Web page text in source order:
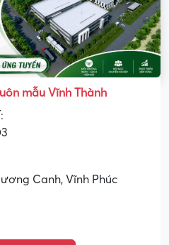
mẫu Vĩnh Thành
Canh, Vĩnh Phúc